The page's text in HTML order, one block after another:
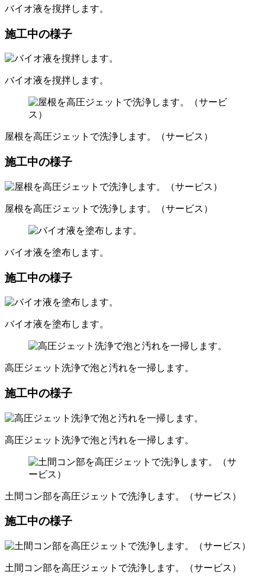
バイオ液を撹拌します。
施工中の様子
バイオ液を撹拌します。
屋根を高圧ジェットで洗浄します。（サービス）
施工中の様子
屋根を高圧ジェットで洗浄します。（サービス）
バイオ液を塗布します。
施工中の様子
バイオ液を塗布します。
高圧ジェット洗浄で泡と汚れを一掃します。
施工中の様子
高圧ジェット洗浄で泡と汚れを一掃します。
土間コン部を高圧ジェットで洗浄します。（サービス）
施工中の様子
土間コン部を高圧ジェットで洗浄します。（サービス）